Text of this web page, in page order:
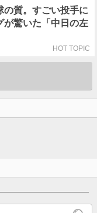
の質。すごい投手に
が驚いた「中日の左
HOT TOPIC